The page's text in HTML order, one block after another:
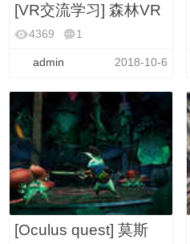
[VR交流学习] 森林VR
4369
1
admin 2018-10-6
[Oculus quest] 莫斯